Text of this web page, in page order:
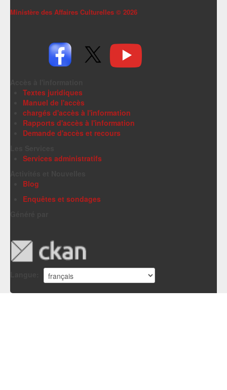
Ministère des Affaires Culturelles © 2026
Textes juridiques
Manuel de l'accès
chargés d'accès à l'information
Rapports d'accès à l'information
Demande d'accès et recours
Services administratifs
Blog
Enquêtes et sondages